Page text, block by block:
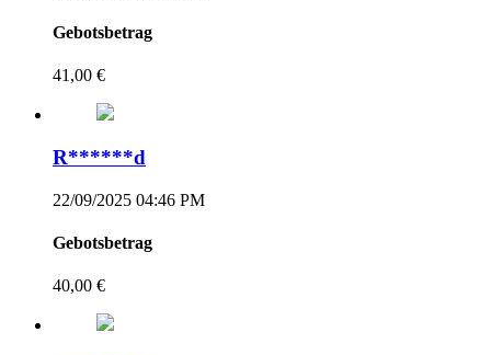
Gebotsbetrag
41,00 €
R******d
22/09/2025 04:46 PM
Gebotsbetrag
40,00 €